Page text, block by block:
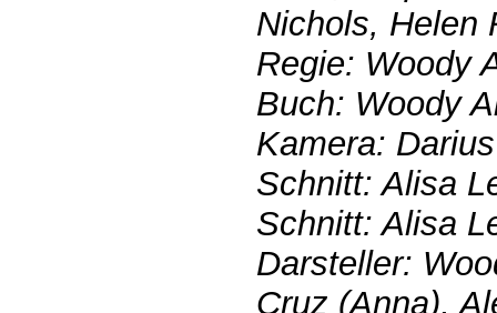
Nichols, Helen
Regie: Woody
Buch: Woody
Kamera:
Schnitt: Alisa
Schnitt: Alisa
Darsteller:
Cruz (Anna),